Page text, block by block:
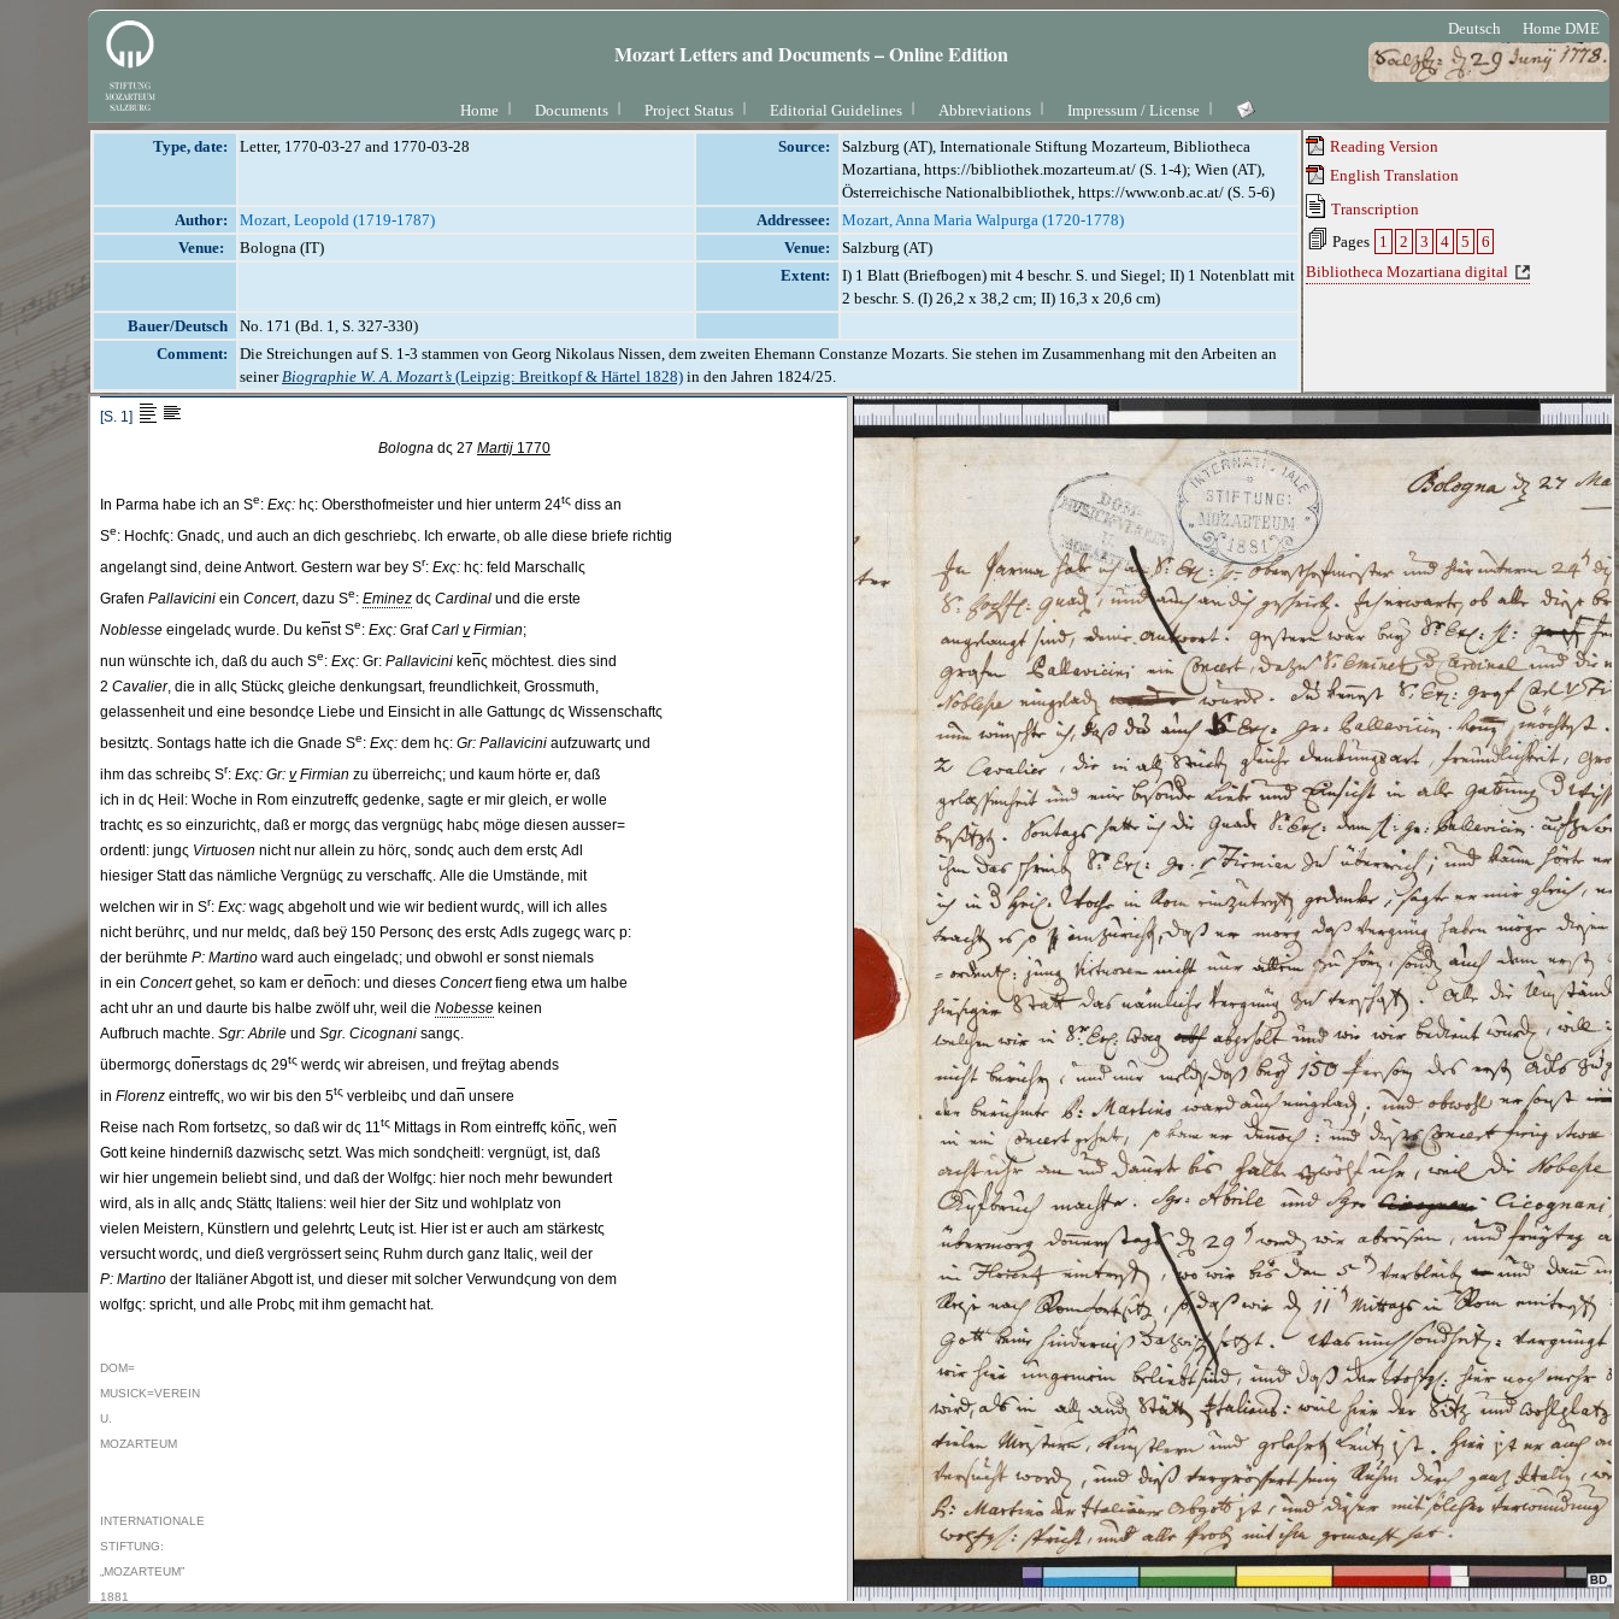
Deutsch Home DME
Mozart Letters and Documents – Online Edition
Home Documents Project Status Editorial Guidelines Abbreviations Impressum / License
Type, date: Letter, 1770-03-27 and 1770-03-28 Source:
Salzburg (AT), Internationale Stiftung Mozarteum, Bibliotheca
Mozartiana, https://bibliothek.mozarteum.at/ (S. 1-4); Wien (AT),
Österreichische Nationalbibliothek, https://www.onb.ac.at/ (S. 5-6)
Author:
Mozart, Leopold (1719-1787) Addressee:
Mozart, Anna Maria Walpurga (1720-1778)
Venue:
Bologna (IT) Venue:
Salzburg (AT)
Extent:
I) 1 Blatt (Briefbogen) mit 4 beschr. S. und Siegel; II) 1 Notenblatt mit
2 beschr. S. (I) 26,2 x 38,2 cm; II) 16,3 x 20,6 cm)
Bauer/Deutsch
No. 171 (Bd. 1, S. 327-330)
Comment:
Die Streichungen auf S. 1-3 stammen von Georg Nikolaus Nissen, dem zweiten Ehemann Constanze Mozarts. Sie stehen im Zusammenhang mit den Arbeiten an
seinerBiographie W. A. Mozart’s (Leipzig: Breitkopf & Härtel 1828) in den Jahren 1824/25.
Reading Version
English Translation
Transcription
Pages 1 2 3 4 5
6
Bibliotheca Mozartiana digital